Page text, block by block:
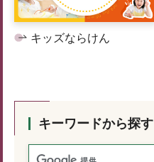
キッズならけん
キーワードから探す